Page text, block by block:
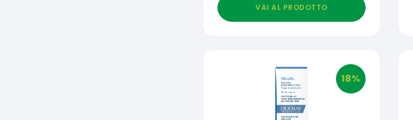
VAI AL PRODOTTO
18%